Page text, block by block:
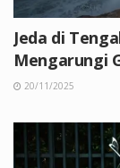
Jeda di
Mengarungi
20/11/2025